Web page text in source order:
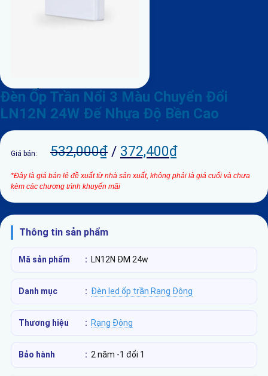
Đèn Ốp Trần Nổi 3 Màu Chuyển Đổi
LN12N 24W Đế Nhựa Độ Bền Cao
Giá bán: 532,000₫ / 372,400₫
*Đây là giá bán lẻ đề xuất từ nhà sản xuất, không phải là giá cuối và chưa
kèm các chương trình khuyến mãi
Thông tin sản phẩm
Mã sản phẩm : LN12N ĐM 24w
Danh mục : Đèn led ốp trần Rạng Đông
Thương hiệu : Rạng Đông
Bảo hành : 2 năm -1 đổi 1